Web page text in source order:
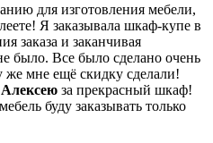
для изготовления мебели,
Я заказывала шкаф-купе в
заказа и заканчивая
было. Все было сделано очень
же мне ещё скидку сделали!
Алексею за прекрасный шкаф!
буду заказывать только